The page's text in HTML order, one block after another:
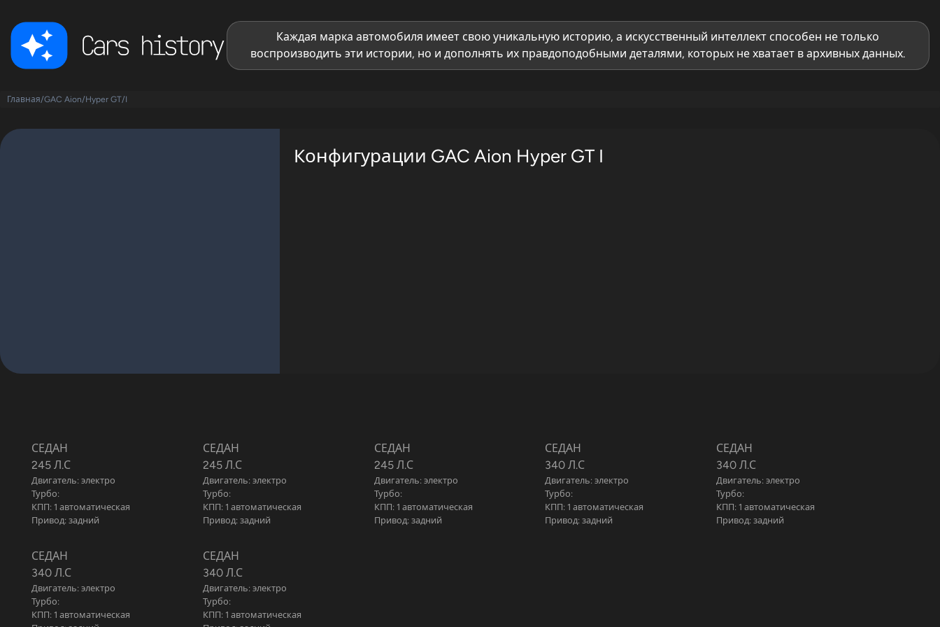
Каждая марка автомобиля имеет свою уникальную историю, а искусственный интеллект способен не только
воспроизводить эти истории, но и дополнять их правдоподобными деталями, которых не хватает в архивных данных.
Главная/GAC Aion/Hyper GT/I
Конфигурации GAC Aion Hyper GT I
СЕДАН
245 Л.С
Двигатель: электро
Турбо:
КПП: 1 автоматическая
Привод: задний
СЕДАН
245 Л.С
Двигатель: электро
Турбо:
КПП: 1 автоматическая
Привод: задний
СЕДАН
245 Л.С
Двигатель: электро
Турбо:
КПП: 1 автоматическая
Привод: задний
СЕДАН
340 Л.С
Двигатель: электро
Турбо:
КПП: 1 автоматическая
Привод: задний
СЕДАН
340 Л.С
Двигатель: электро
Турбо:
КПП: 1 автоматическая
Привод: задний
СЕДАН
340 Л.С
Двигатель: электро
Турбо:
КПП: 1 автоматическая
СЕДАН
340 Л.С
Двигатель: электро
Турбо:
КПП: 1 автоматическая